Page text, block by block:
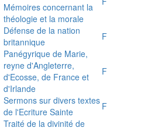
Mémoires concernant la
théologie et la morale
Défense de la nation
britannique
F
Panégyrique de Marie,
reyne d'Angleterre,
d'Ecosse, de France et
d'Irlande
F
Sermons sur divers textes
de l'Ecriture Sainte
F
Traité de la divinité de